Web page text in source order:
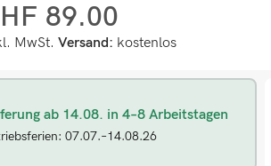
89.00
MwSt. Versand: kostenlos
ab 14.08. in 4–8 Arbeitstagen
07.07.–14.08.26